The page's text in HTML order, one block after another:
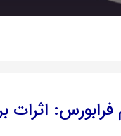
اثرات بر